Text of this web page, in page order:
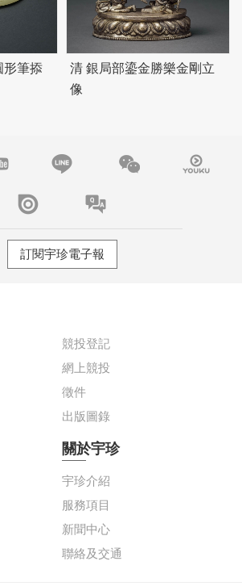
形筆掭
清 銀局部鎏金勝樂金剛立
像
訂閱宇珍電子報
競投登記
網上競投
徵件
出版圖錄
關於宇珍
宇珍介紹
服務項目
新聞中心
聯絡及交通